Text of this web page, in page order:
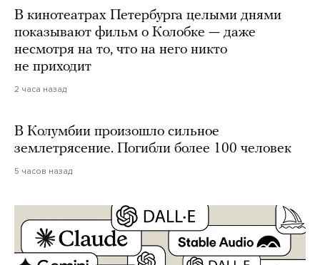
В кинотеатрах Петербурга целыми днями
показывают фильм о Колобке — даже
несмотря на то, что на него никто
не приходит
2 часа назад
В Колумбии произошло сильное
землетрясение. Погибли более 100 человек
5 часов назад